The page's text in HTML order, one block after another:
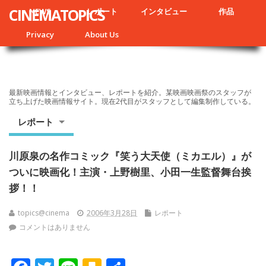
NEWS レポート インタビュー 作品
Privacy About Us
CINEMATOPICS
最新映画情報とインタビュー、レポートを紹介。某映画映画祭のスタッフが
立ち上げた映画情報サイト。現在2代目がスタッフとして編集制作している。
レポート
川原泉の名作コミック『笑う大天使（ミカエル）』が
ついに映画化！主演・上野樹里、小田一生監督舞台挨
拶！！
topics@cinema 2006年3月28日
レポート
コメントはありません